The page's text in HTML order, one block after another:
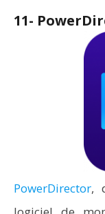
11-
PowerDirector,